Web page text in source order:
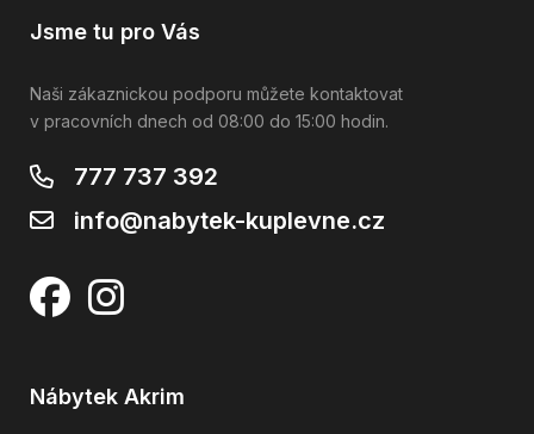
Jsme tu pro Vás
Naši zákaznickou podporu můžete kontaktovat
v pracovních dnech od 08:00 do 15:00 hodin.
777 737 392
info@nabytek-kuplevne.cz
Nábytek Akrim